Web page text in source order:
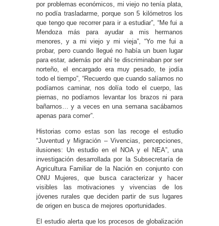
por problemas económicos, mi viejo no tenía plata,
no podía trasladarme, porque son 5 kilómetros los
que tengo que recorrer para ir a estudiar”, “Me fui a
Mendoza más para ayudar a mis hermanos
menores, y a mi viejo y mi vieja”, “Yo me fui a
probar, pero cuando llegué no había un buen lugar
para estar, además por ahí te discriminaban por ser
norteño, el encargado era muy pesado, te jodía
todo el tiempo”, “Recuerdo que cuando salíamos no
podíamos caminar, nos dolía todo el cuerpo, las
piernas, no podíamos levantar los brazos ni para
bañarnos… y a veces en una semana sacábamos
apenas para comer”.
Historias como estas son las recoge el estudio
“Juventud y Migración – Vivencias, percepciones,
ilusiones: Un estudio en el NOA y el NEA”, una
investigación desarrollada por la Subsecretaría de
Agricultura Familiar de la Nación en conjunto con
ONU Mujeres, que busca caracterizar y hacer
visibles las motivaciones y vivencias de los
jóvenes rurales que deciden partir de sus lugares
de origen en busca de mejores oportunidades.
El estudio alerta que los procesos de globalización